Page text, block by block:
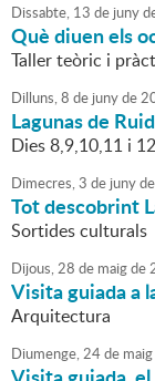
Dissabte, 13 de juny
Què diuen els
Taller teòric i
Dilluns,8 de junyde
Lagunas de
Dies 8,9,10,11 i
Dimecres,3 de junyde
Tot descobrint
Sortides culturals
Dijous,28 de maigde
Visita guiada a
Arquitectura
Diumenge,24de maig